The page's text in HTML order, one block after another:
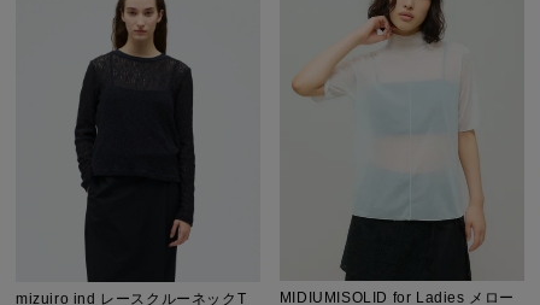
mizuiro ind レースクルーネックT
MIDIUMISOLID for Ladies メロー